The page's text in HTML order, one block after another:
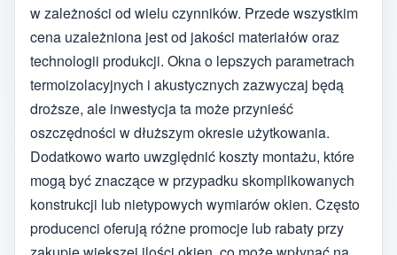
w zależności od wielu czynników. Przede wszystkim
cena uzależniona jest od jakości materiałów oraz
technologii produkcji. Okna o lepszych parametrach
termoizolacyjnych i akustycznych zazwyczaj będą
droższe, ale inwestycja ta może przynieść
oszczędności w dłuższym okresie użytkowania.
Dodatkowo warto uwzględnić koszty montażu, które
mogą być znaczące w przypadku skomplikowanych
konstrukcji lub nietypowych wymiarów okien. Często
producenci oferują różne promocje lub rabaty przy